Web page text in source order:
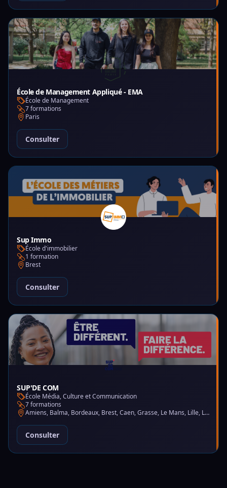
École de Management Appliqué - EMA
École de Management
7 formations
Paris
Consulter
Sup Immo
École d'immobilier
1 formation
Brest
Consulter
SUP'DE COM
École Média, Culture et Communication
7 formations
Amiens, Balma, Bordeaux, Brest, Caen, Grasse, Le Mans, Lille, Lyon, Montpellier, Nantes, Nice, Paris, Saint-Martin-d'Hères
Consulter